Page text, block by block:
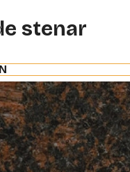
stenar